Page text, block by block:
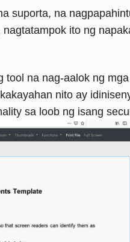
suporta, na
ito ng
na nag-aalok ng
nito ay
sa loob ng isang